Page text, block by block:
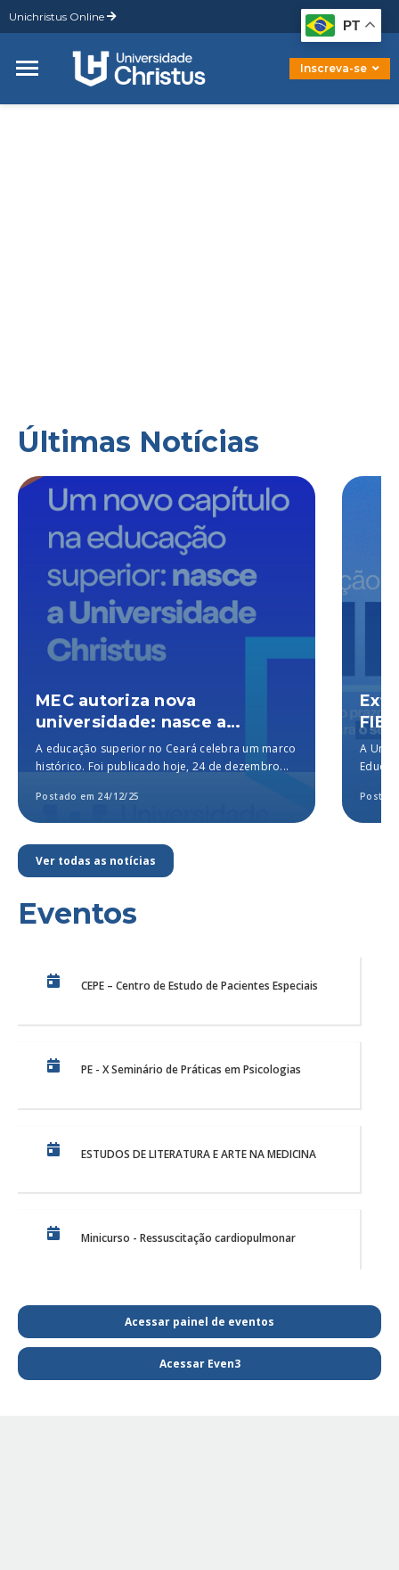
Unichristus Online
Inscreva-se
Graduação
Pós-Graduação
Mestrado
Doutorado
Últimas Notícias
MEC autoriza nova
universidade: nasce a
Universidade Christus, a
melhor particular do Brasil,
A educação superior no Ceará celebra um marco
histórico. Foi publicado hoje, 24 de dezembro...
Postado em 24/12/25
FIES
A
Ver todas as notícias
Eventos
CEPE – Centro de Estudo de Pacientes Especiais
PE - X Seminário de Práticas em Psicologias
ESTUDOS DE LITERATURA E ARTE NA MEDICINA
Minicurso - Ressuscitação cardiopulmonar
Discussão de Caso de Harmonização Orofacial
Acessar painel de eventos
Acessar Even3
PT